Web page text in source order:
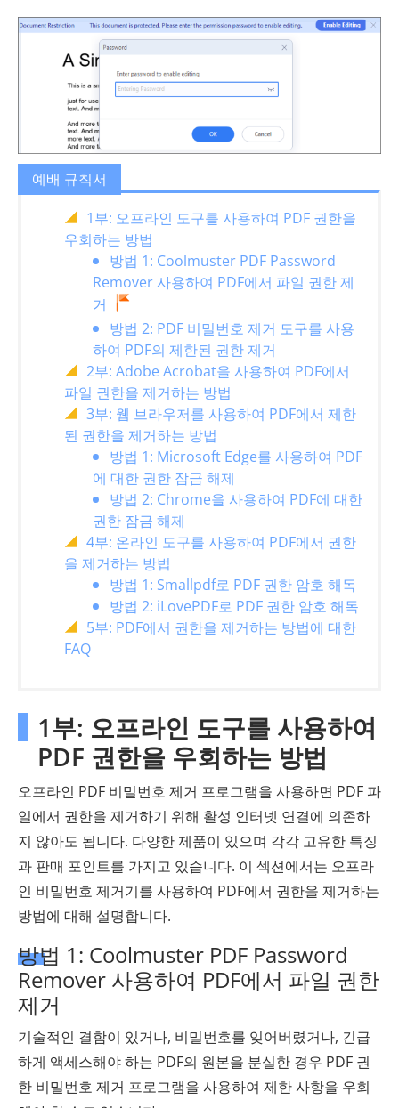
예배 규칙서
1부: 오프라인 도구를 사용하여 PDF 권한을
우회하는 방법
방법 1: Coolmuster PDF Password
Remover 사용하여 PDF에서 파일 권한 제
거
방법 2: PDF 비밀번호 제거 도구를 사용
하여 PDF의 제한된 권한 제거
2부: Adobe Acrobat을 사용하여 PDF에서
파일 권한을 제거하는 방법
3부: 웹 브라우저를 사용하여 PDF에서 제한
된 권한을 제거하는 방법
방법 1: Microsoft Edge를 사용하여 PDF
에 대한 권한 잠금 해제
방법 2: Chrome을 사용하여 PDF에 대한
권한 잠금 해제
4부: 온라인 도구를 사용하여 PDF에서 권한
을 제거하는 방법
방법 1: Smallpdf로 PDF 권한 암호 해독
방법 2: iLovePDF로 PDF 권한 암호 해독
5부: PDF에서 권한을 제거하는 방법에 대한
FAQ
1부: 오프라인 도구를 사용하여
PDF 권한을 우회하는 방법
오프라인 PDF 비밀번호 제거 프로그램을 사용하면 PDF 파
일에서 권한을 제거하기 위해 활성 인터넷 연결에 의존하
지 않아도 됩니다. 다양한 제품이 있으며 각각 고유한 특징
과 판매 포인트를 가지고 있습니다. 이 섹션에서는 오프라
인 비밀번호 제거기를 사용하여 PDF에서 권한을 제거하는
방법에 대해 설명합니다.
방법 1: Coolmuster PDF Password
Remover 사용하여 PDF에서 파일 권한
제거
기술적인 결함이 있거나, 비밀번호를 잊어버렸거나, 긴급
하게 액세스해야 하는 PDF의 원본을 분실한 경우 PDF 권
한 비밀번호 제거 프로그램을 사용하여 제한 사항을 우회